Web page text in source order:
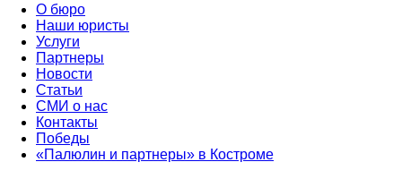
О бюро
Наши юристы
Услуги
Партнеры
Новости
Статьи
СМИ о нас
Контакты
Победы
«Палюлин и партнеры» в Костроме